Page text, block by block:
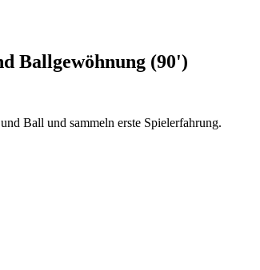
Ballgewöhnung (90')
Ball und sammeln erste Spielerfahrung.